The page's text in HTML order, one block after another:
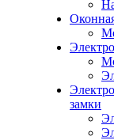
замки